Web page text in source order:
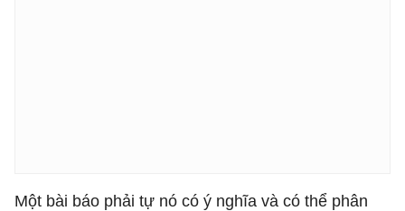
Một bài báo phải tự nó có ý nghĩa và có thể phân